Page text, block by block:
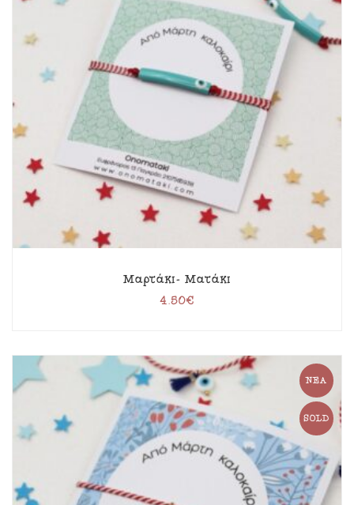
Μαρτάκι- Ματάκι
4.50€
ΝΈΑ
SOLD